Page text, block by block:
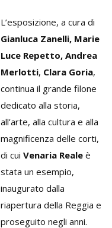
L’esposizione, a cura di
Gianluca Zanelli, Marie
Luce Repetto, Andrea
Merlotti, Clara Goria,
continua il grande filone
dedicato alla storia,
all’arte, alla cultura e alla
magnificenza delle corti,
di cuiVenaria Reale è
stata un esempio,
inaugurato dalla
riapertura della Reggia e
proseguito negli anni.